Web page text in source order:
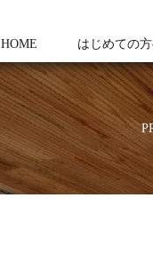
HOME はじめての